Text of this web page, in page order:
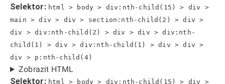
Selektor: html > body > div:nth-child(15) > div >
main > div > div > section:nth-child(2) > div >
div > div:nth-child(2) > div > div > div:nth-
child(1) > div > div:nth-child(1) > div > div >
div > p:nth-child(4)
Zobrazit HTML
Selektor: html > body > div:nth-child(15) > div >